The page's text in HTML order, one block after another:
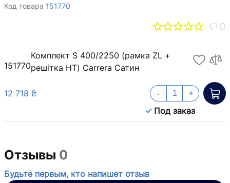
Код товара 151770
0
151770
Комплект S 400/2250 (рамка ZL +
решітка НТ) Carrera Сатин
12 718 ₴
Под заказ
- +
Отзывы 0
Будьте первым, кто напишет отзыв